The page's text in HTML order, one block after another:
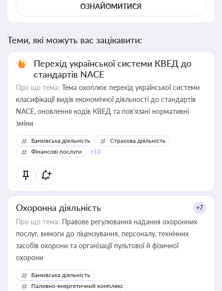
ОЗНАЙОМИТИСЯ
Теми, які можуть вас зацікавити:
Перехід української системи КВЕД до
стандартів NACE
Про що тема: Тема охоплює перехід української системи
класифікації видів економічної діяльності до стандартів
NACE, оновлення кодів КВЕД та пов'язані нормативні
зміни
Банківська діяльність
Страхова діяльність
Фінансові послуги
+13
Охоронна діяльність +7
Про що тема: Правове регулювання надання охоронних
послуг, вимоги до ліцензування, персоналу, технічних
засобів охорони та організації пультової й фізичної
охорони
Банківська діяльність
Паливно-енергетичний комплекс